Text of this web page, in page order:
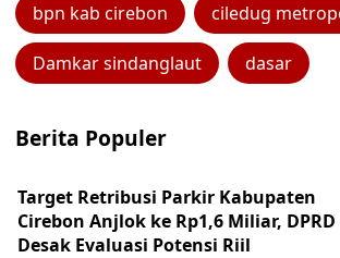
bpn kab cirebon ciledug
Damkar sindanglaut dasar
Berita Populer
Target Retribusi Parkir Kabupaten
Cirebon Anjlok ke Rp1,6 Miliar, DPRD
Desak Evaluasi Potensi Riil